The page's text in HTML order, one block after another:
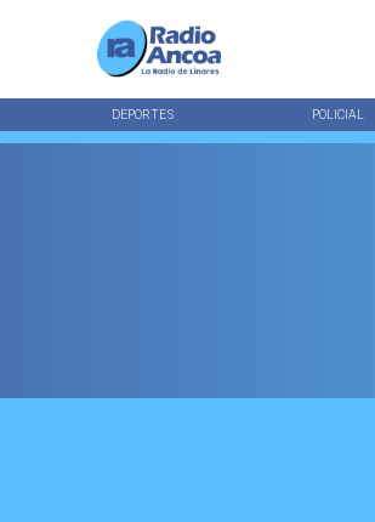
DEPORTES POLICIAL